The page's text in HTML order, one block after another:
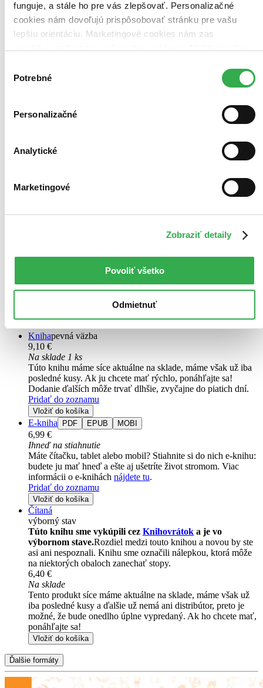
funguje, a stále ho pre vás zlepšovať. Personalizačné
cookies nám dovoľujú prispôsobovať stránku pre vašu
lepšiu orientáciu. Marketingové cookies nám zas
keby sme mohli používať všetky tieto cookies. Ďakujeme!
súhlasu
Potrebné
Personalizačné
Analytické
Marketingové
Zobraziť detaily
Povoliť všetko
Odmietnuť
René Goscinny
Poznáte už malého Mikuláša? Doma je to hotový anjelik. No
napriek tým najlepším úmyslom sa okolo neho vždy strhne mela.
Mikuláš a jeho priatelia vedia vždy urobiť ten správny dojem...
Knihapevná väzba
9,10 €
Na sklade 1 ks
Túto knihu máme síce aktuálne na sklade, máme však už iba
posledné kusy. Ak ju chcete mať rýchlo, ponáhľajte sa!
Dodanie ďalších môže trvať dlhšie, zvyčajne do piatich dní.
Pridať do zoznamu
Vložiť do košíka
E-kniha PDF EPUB MOBI
6,99 €
Ihneď na stiahnutie
Máte čítačku, tablet alebo mobil? Stiahnite si do nich e-knihu:
budete ju mať hneď a ešte aj ušetríte život stromom. Viac
informácii o e-knihách nájdete tu.
Pridať do zoznamu
Vložiť do košíka
Čítaná
výborný stav
Túto knihu sme vykúpili cez Knihovrátok a je vo
výbornom stave.Rozdiel medzi touto knihou a novou by ste
asi ani nespoznali. Knihu sme označili nálepkou, ktorá môže
na niektorých obaloch zanechať stopy.
6,40 €
Na sklade
Tento produkt síce máme aktuálne na sklade, máme však už
iba posledné kusy a ďalšie už nemá ani distribútor, preto je
možné, že bude onedlho úplne vypredaný. Ak ho chcete mať,
ponáhľajte sa!
Vložiť do košíka
Ďalšie formáty